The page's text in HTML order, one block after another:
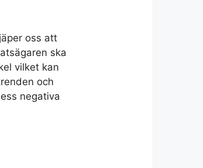
oss att
ska
vilket kan
och
negativa